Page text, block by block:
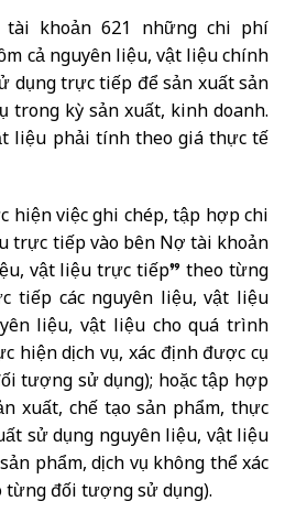
khoản 621 những chi phí
cả nguyên liệu, vật liệu chính
dụng trực tiếp để sản xuất sản
trong kỳ sản xuất, kinh doanh.
liệu phải tính theo giá thực tế
hiện việc ghi chép, tập hợp chi
trực tiếp vào bên Nợ tài khoản
vật liệu trực tiếp” theo từng
tiếp các nguyên liệu, vật liệu
liệu, vật liệu cho quá trình
hiện dịch vụ, xác định được cụ
tượng sử dụng); hoặc tập hợp
xuất, chế tạo sản phẩm, thực
sử dụng nguyên liệu, vật liệu
phẩm, dịch vụ không thể xác
đối tượng sử dụng).